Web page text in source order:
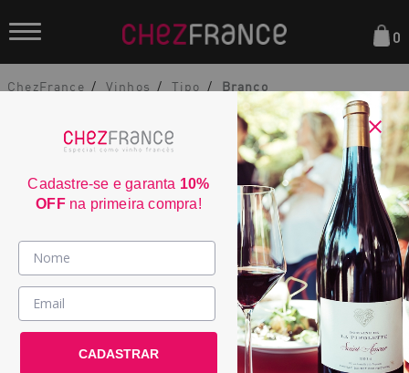
Vinhos >
País / Região >
Le Club >
0
ChezFrance Vinhos Tipo Branco
Domaine de Saint Ser Cuvée Tradition
Branco 2022
2125
Cadastre-se e garanta 10%
OFFna primeira compra!
CADASTRAR